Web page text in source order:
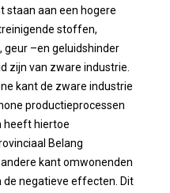
staan aan een hogere
stoffen,
–en geluidshinder
zijn van zware industrie.
kant de zware industrie
productieprocessen
heeft hiertoe
Belang
kant omwonenden
negatieve effecten. Dit